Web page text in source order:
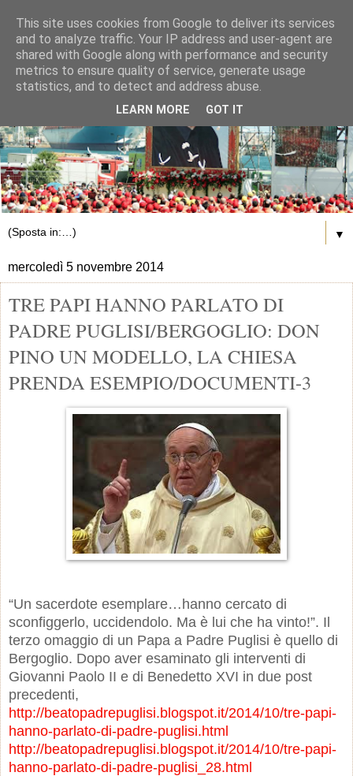
▼
mercoledì 5 novembre 2014
TRE PAPI HANNO PARLATO DI
PADRE PUGLISI/BERGOGLIO: DON
PINO UN MODELLO, LA CHIESA
PRENDA ESEMPIO/DOCUMENTI-3
“Un sacerdote esemplare…hanno cercato di
sconfiggerlo, uccidendolo. Ma è lui che ha vinto!”. Il
terzo omaggio di un Papa a Padre Puglisi è quello di
Bergoglio. Dopo aver esaminato gli interventi di
Giovanni Paolo II e di Benedetto XVI in due post
precedenti,
http://beatopadrepuglisi.blogspot.it/2014/10/tre-papi-
hanno-parlato-di-padre-puglisi.html
http://beatopadrepuglisi.blogspot.it/2014/10/tre-papi-
hanno-parlato-di-padre-puglisi_28.html
This site uses cookies from Google to deliver its services
and to analyze traffic. Your IP address and user-agent are
shared with Google along with performance and security
metrics to ensure quality of service, generate usage
statistics, and to detect and address abuse.
LEARN MORE GOT IT